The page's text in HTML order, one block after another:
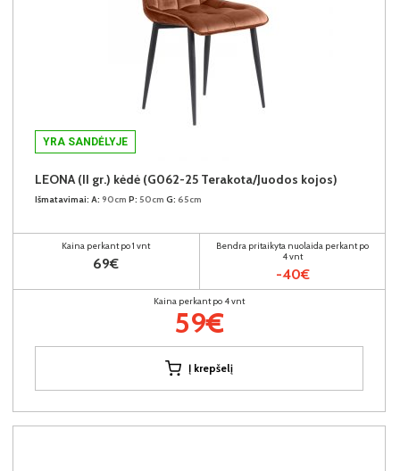
YRA SANDĖLYJE
LEONA (II gr.) kėdė (G062-25 Terakota/Juodos kojos)
Išmatavimai: A: 90cm P: 50cm G: 65cm
Kaina perkant po 1 vnt
69€
Bendra pritaikyta nuolaida perkant po
4 vnt
-40€
Kaina perkant po 4 vnt
59€
Į krepšelį